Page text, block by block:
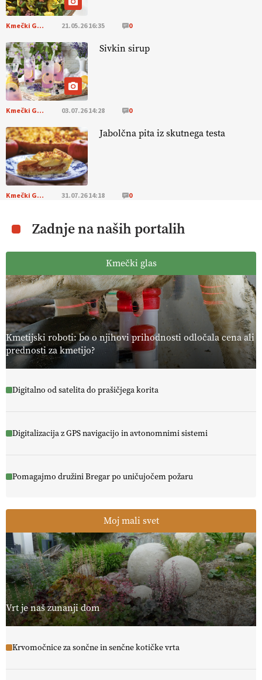
Kmečki Glas 21.05.26 16:35 0
Sivkin sirup
Kmečki Glas 03.07.26 14:28 0
Jabolčna pita iz skutnega testa
Kmečki Glas 31.07.26 14:18 0
Zadnje na naših portalih
Kmečki glas
Kmetijski roboti: bo o njihovi prihodnosti odločala cena ali
prednosti za kmetijo?
Digitalno od satelita do prašičjega korita
Digitalizacija z GPS navigacijo in avtonomnimi sistemi
Pomagajmo družini Bregar po uničujočem požaru
Moj mali svet
Vrt je naš zunanji dom
Krvomočnice za sončne in senčne kotičke vrta